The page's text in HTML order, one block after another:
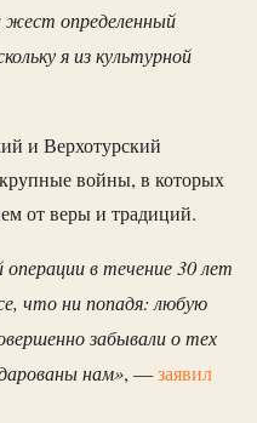
определенный
я из культурной
и Верхотурский
войны, в которых
от веры и традиций.
операции в течение 30 лет
что ни попадя: любую
забывали о тех
нам», —заявил